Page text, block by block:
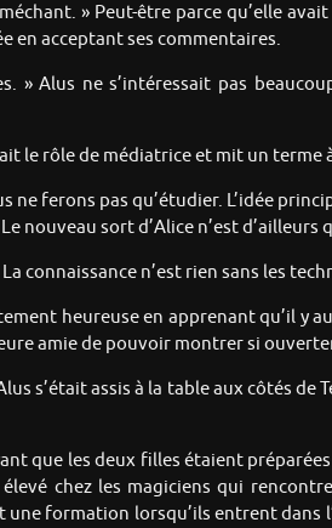
» Peut-être parce qu’elle
en acceptant ses commentaires.
» Alus ne s’intéressait pas
le rôle de médiatrice et mit un terme
ne ferons pas qu’étudier. L’idée
nouveau sort d’Alice n’est d’ailleurs
connaissance n’est rien sans les
heureuse en apprenant qu’il
amie de pouvoir montrer si
s’était assis à la table aux côtés
que les deux filles étaient
chez les magiciens qui
formation lorsqu’ils entrent dans